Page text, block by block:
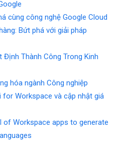
cùng công nghệ Google Cloud
Bứt phá với giải pháp
Định Thành Công Trong Kinh
hóa ngành Công nghiệp
for Workspace và cập nhật giá
of Workspace apps to generate